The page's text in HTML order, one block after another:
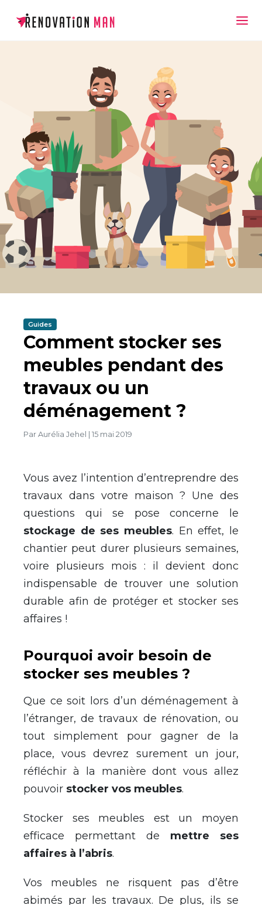
Guides
Comment stocker ses
meubles pendant des
travaux ou un
déménagement ?
Par Aurélia Jehel 15 mai 2019
Vous avez l’intention d’entreprendre des
travaux dans votre maison ? Une des
questions qui se pose concerne le
stockage de ses meubles. En effet, le
chantier peut durer plusieurs semaines,
voire plusieurs mois : il devient donc
indispensable de trouver une solution
durable afin de protéger et stocker ses
affaires !
Pourquoi avoir besoin de
stocker ses meubles ?
Que ce soit lors d’un déménagement à
l’étranger, de travaux de rénovation, ou
tout simplement pour gagner de la
place, vous devrez surement un jour,
réfléchir à la manière dont vous allez
pouvoir stocker vos meubles.
Stocker ses meubles est un moyen
efficace permettant de mettre ses
affaires à l’abris.
Vos meubles ne risquent pas d’être
abimés par les travaux. De plus, ils se